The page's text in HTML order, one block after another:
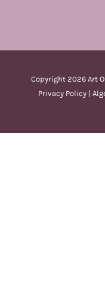
Copyright 2026 Art
Privacy Policy |